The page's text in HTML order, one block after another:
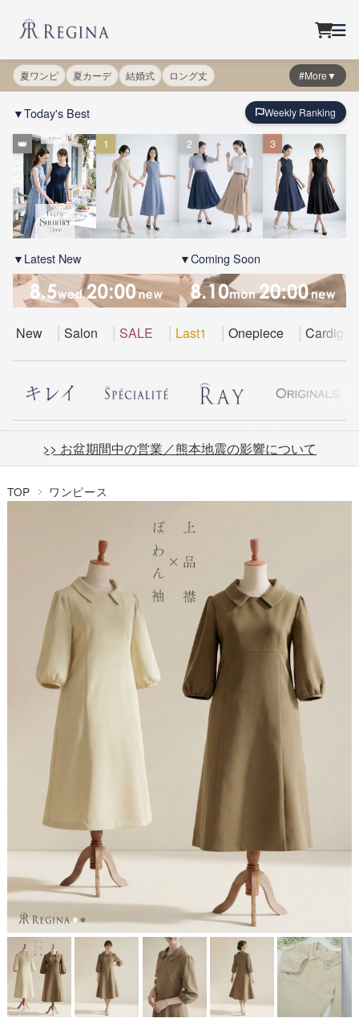
夏ワンピ 夏カーデ 結婚式 ロング丈 #More▼
▼Today's Best Weekly Ranking
👑 1 2 3
▼Latest New ▼Coming Soon
New Salon SALE Last1 Onepiece Cardigan
>> お盆期間中の営業／熊本地震の影響について
TOP ワンピース